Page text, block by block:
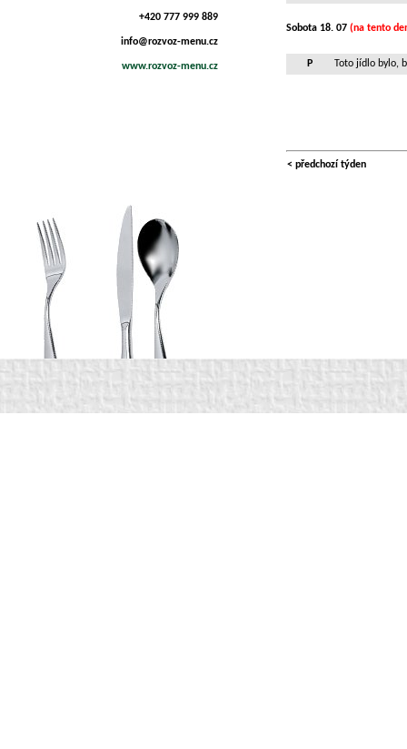
+420 777 999 889
info@rozvoz-menu.cz
www.rozvoz-menu.cz
Sobota 18. 07 (na tento
P Toto jídlo bylo,
< předchozí týden